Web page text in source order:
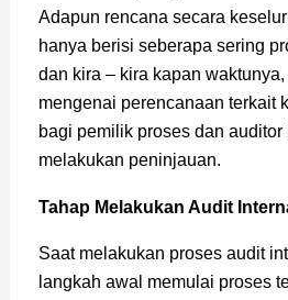
Adapun rencana secara
hanya berisi seberapa sering
dan kira – kira kapan
mengenai perencanaan terkait
bagi pemilik proses dan
melakukan peninjauan.
Tahap Melakukan Audit
Saat melakukan proses audit
langkah awal memulai proses